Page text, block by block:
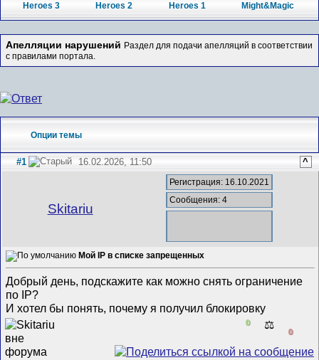
Heroes 3 Heroes 2 Heroes 1 Might&Magic
Апелляции нарушений Раздел для подачи апелляций в соответствии
с правилами портала.
Опции темы
#1 16.02.2026, 11:50 ^
Skitariu
Регистрация: 16.10.2021
Сообщения: 4
Мой IP в списке запрещенных
Добрый день, подскажите как можно снять ограничение
по IP?
И хотел бы понять, почему я получил блокировку
0 ⚖️
0